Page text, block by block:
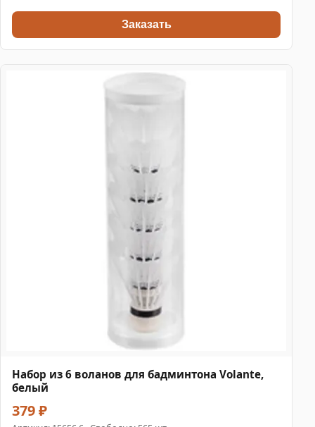
Заказать
Набор из 6 воланов для бадминтона Volante,
белый
379 ₽